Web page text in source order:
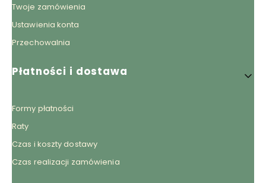
Twoje zamówienia
Ustawienia konta
Przechowalnia
Płatności i dostawa
Formy płatności
Raty
Czas i koszty dostawy
Czas realizacji zamówienia